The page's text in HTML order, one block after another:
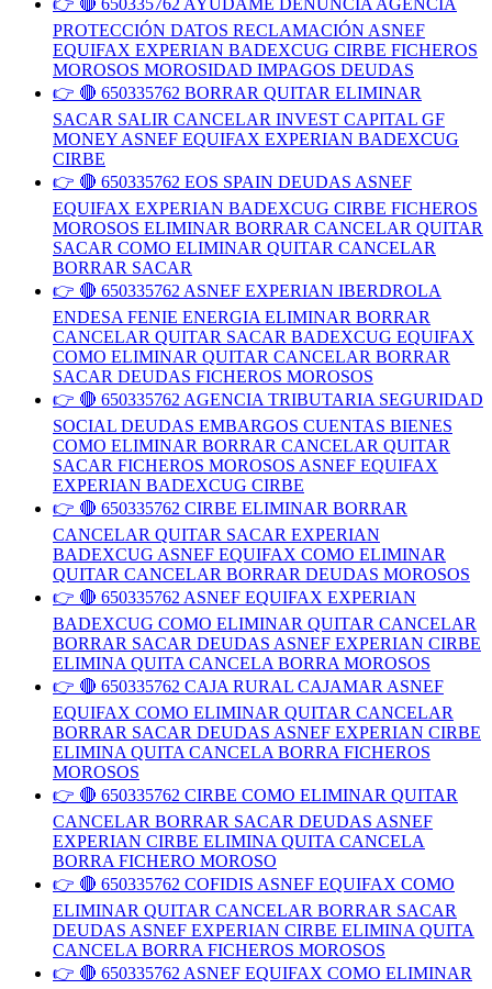
👉 🔴 650335762 AYUDAME DENUNCIA AGENCIA
PROTECCIÓN DATOS RECLAMACIÓN ASNEF
EQUIFAX EXPERIAN BADEXCUG CIRBE FICHEROS
MOROSOS MOROSIDAD IMPAGOS DEUDAS
👉 🔴 650335762 BORRAR QUITAR ELIMINAR
SACAR SALIR CANCELAR INVEST CAPITAL GF
MONEY ASNEF EQUIFAX EXPERIAN BADEXCUG
CIRBE
👉 🔴 650335762 EOS SPAIN DEUDAS ASNEF
EQUIFAX EXPERIAN BADEXCUG CIRBE FICHEROS
MOROSOS ELIMINAR BORRAR CANCELAR QUITAR
SACAR COMO ELIMINAR QUITAR CANCELAR
BORRAR SACAR
👉 🔴 650335762 ASNEF EXPERIAN IBERDROLA
ENDESA FENIE ENERGIA ELIMINAR BORRAR
CANCELAR QUITAR SACAR BADEXCUG EQUIFAX
COMO ELIMINAR QUITAR CANCELAR BORRAR
SACAR DEUDAS FICHEROS MOROSOS
👉 🔴 650335762 AGENCIA TRIBUTARIA SEGURIDAD
SOCIAL DEUDAS EMBARGOS CUENTAS BIENES
COMO ELIMINAR BORRAR CANCELAR QUITAR
SACAR FICHEROS MOROSOS ASNEF EQUIFAX
EXPERIAN BADEXCUG CIRBE
👉 🔴 650335762 CIRBE ELIMINAR BORRAR
CANCELAR QUITAR SACAR EXPERIAN
BADEXCUG ASNEF EQUIFAX COMO ELIMINAR
QUITAR CANCELAR BORRAR DEUDAS MOROSOS
👉 🔴 650335762 ASNEF EQUIFAX EXPERIAN
BADEXCUG COMO ELIMINAR QUITAR CANCELAR
BORRAR SACAR DEUDAS ASNEF EXPERIAN CIRBE
ELIMINA QUITA CANCELA BORRA MOROSOS
👉 🔴 650335762 CAJA RURAL CAJAMAR ASNEF
EQUIFAX COMO ELIMINAR QUITAR CANCELAR
BORRAR SACAR DEUDAS ASNEF EXPERIAN CIRBE
ELIMINA QUITA CANCELA BORRA FICHEROS
MOROSOS
👉 🔴 650335762 CIRBE COMO ELIMINAR QUITAR
CANCELAR BORRAR SACAR DEUDAS ASNEF
EXPERIAN CIRBE ELIMINA QUITA CANCELA
BORRA FICHERO MOROSO
👉 🔴 650335762 COFIDIS ASNEF EQUIFAX COMO
ELIMINAR QUITAR CANCELAR BORRAR SACAR
DEUDAS ASNEF EXPERIAN CIRBE ELIMINA QUITA
CANCELA BORRA FICHEROS MOROSOS
👉 🔴 650335762 ASNEF EQUIFAX COMO ELIMINAR